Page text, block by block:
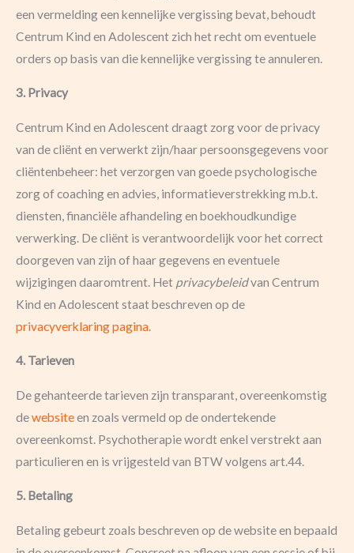
een vermelding een kennelijke vergissing bevat, behoudt
Centrum Kind en Adolescent zich het recht om eventuele
orders op basis van die kennelijke vergissing te annuleren.
3. Privacy
Centrum Kind en Adolescent draagt zorg voor de privacy
van de cliënt en verwerkt zijn/haar persoonsgegevens voor
cliëntenbeheer: het verzorgen van goede psychologische
zorg of coaching en advies, informatieverstrekking m.b.t.
diensten, financiële afhandeling en boekhoudkundige
verwerking. De cliënt is verantwoordelijk voor het correct
doorgeven van zijn of haar gegevens en eventuele
wijzigingen daaromtrent. Het privacybeleidvan Centrum
Kind en Adolescent staat beschreven op de
privacyverklaring pagina.
4. Tarieven
De gehanteerde tarieven zijn transparant, overeenkomstig
dewebsiteen zoals vermeld op de ondertekende
overeenkomst. Psychotherapie wordt enkel verstrekt aan
particulieren en is vrijgesteld van BTW volgens art.44.
5. Betaling
Betaling gebeurt zoals beschreven op de website en bepaald